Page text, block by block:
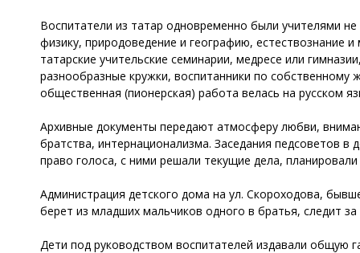
Воспитатели из татар одновременно были учителями
физику, природоведение и географию, естествознание и
татарские учительские семинарии, медресе или
разнообразные кружки, воспитанники по
общественная (пионерская) работа велась на русском
Архивные документы передают атмосферу любви,
братства, интернационализма. Заседания педсоветов
право голоса, с ними решали текущие дела,
Администрация детского дома на ул. Скороходова,
берет из младших мальчиков одного в братья, следит
Дети под руководством воспитателей издавали общую